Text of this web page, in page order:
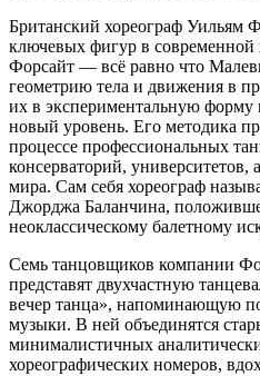
Британский хореограф Уильям
ключевых фигур в современной
Форсайт — всё равно что
геометрию тела и движения в
их в экспериментальную форму
новый уровень. Его методика
процессе профессиональных
консерваторий, университетов,
мира. Сам себя хореограф
Джорджа Баланчина,
неоклассическому балетному
Семь танцовщиков компании
представят двухчастную
вечер танца», напоминающую
музыки. В ней объединятся
минималистичных
хореографических номеров,